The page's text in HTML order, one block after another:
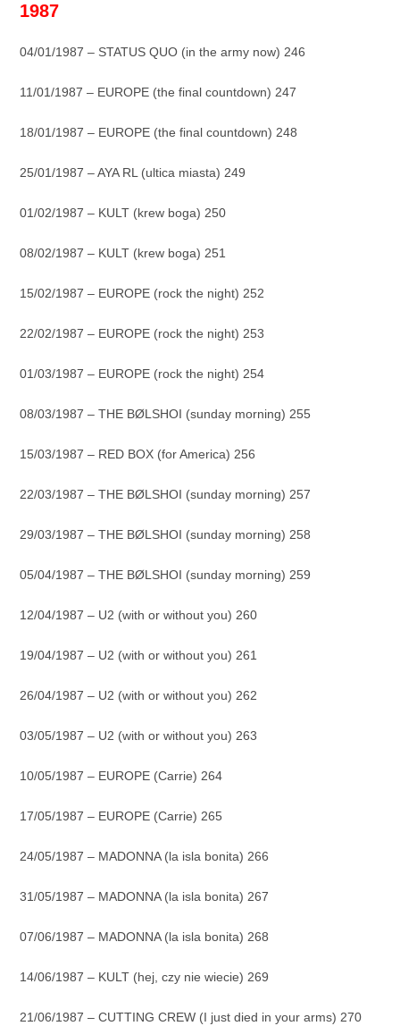
1987
04/01/1987 – STATUS QUO (in the army now) 246
11/01/1987 – EUROPE (the final countdown) 247
18/01/1987 – EUROPE (the final countdown) 248
25/01/1987 – AYA RL (ultica miasta) 249
01/02/1987 – KULT (krew boga) 250
08/02/1987 – KULT (krew boga) 251
15/02/1987 – EUROPE (rock the night) 252
22/02/1987 – EUROPE (rock the night) 253
01/03/1987 – EUROPE (rock the night) 254
08/03/1987 – THE BØLSHOI (sunday morning) 255
15/03/1987 – RED BOX (for America) 256
22/03/1987 – THE BØLSHOI (sunday morning) 257
29/03/1987 – THE BØLSHOI (sunday morning) 258
05/04/1987 – THE BØLSHOI (sunday morning) 259
12/04/1987 – U2 (with or without you) 260
19/04/1987 – U2 (with or without you) 261
26/04/1987 – U2 (with or without you) 262
03/05/1987 – U2 (with or without you) 263
10/05/1987 – EUROPE (Carrie) 264
17/05/1987 – EUROPE (Carrie) 265
24/05/1987 – MADONNA (la isla bonita) 266
31/05/1987 – MADONNA (la isla bonita) 267
07/06/1987 – MADONNA (la isla bonita) 268
14/06/1987 – KULT (hej, czy nie wiecie) 269
21/06/1987 – CUTTING CREW (I just died in your arms) 270